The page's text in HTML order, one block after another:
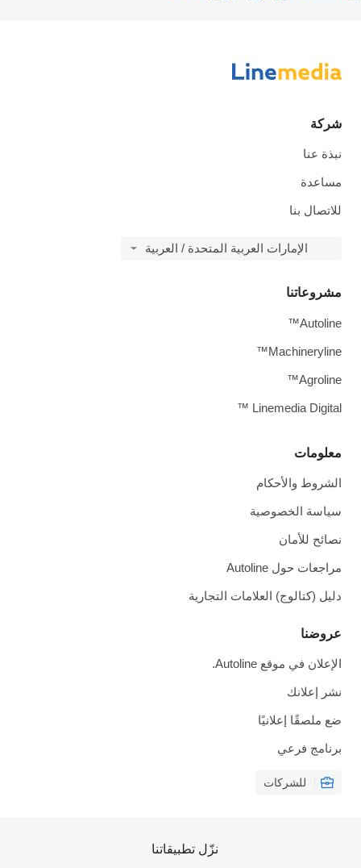
شركة
نبذة عنا
مساعدة
للاتصال بنا
الإمارات العربية المتحدة / العربية
معلومات
الشروط والأحكام
سياسة الخصوصية
نصائح للأمان
مراجعات حول Autoline
دليل (كتالوج) العلامات التجارية
عروضنا
الإعلان في موقع Autoline.
نشر إعلانك
ضع ملصقًا إعلانيًا
برنامج فرعي
للشركات
مشروعاتنا
Autoline™
Machineryline™
Agroline™
Linemedia Digital ™
نزّل تطبيقاتنا